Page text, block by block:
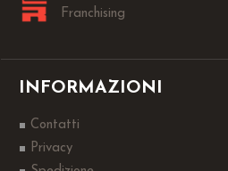
Franchising
INFORMAZIONI
Contatti
Privacy